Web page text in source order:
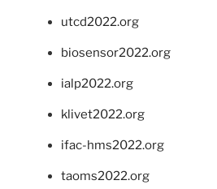
utcd2022.org
biosensor2022.org
ialp2022.org
klivet2022.org
ifac-hms2022.org
taoms2022.org